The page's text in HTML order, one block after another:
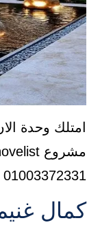
امتلك وحدة
01003372331
كمال